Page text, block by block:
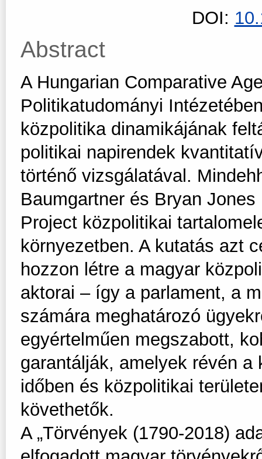
DOI:
Abstract
A Hungarian Comparative
Politikatudományi
közpolitika dinamikájának
politikai napirendek
történő vizsgálatával.
Baumgartner és Bryan
Project közpolitikai
környezetben. A kutatás azt
hozzon létre a magyar
aktorai – így a parlament, a
számára meghatározó
egyértelműen megszabott,
garantálják, amelyek révén
időben és közpolitikai
követhetők.
A „Törvények (1790-2018)